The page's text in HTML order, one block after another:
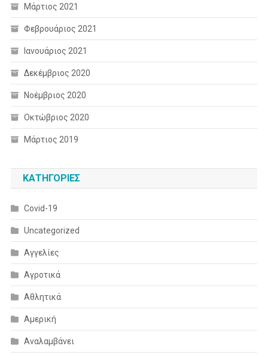
Μάρτιος 2021
Φεβρουάριος 2021
Ιανουάριος 2021
Δεκέμβριος 2020
Νοέμβριος 2020
Οκτώβριος 2020
Μάρτιος 2019
KΑΤΗΓΟΡΊΕΣ
Covid-19
Uncategorized
Αγγελίες
Αγροτικά
Αθλητικά
Αμερική
Αναλαμβάνει